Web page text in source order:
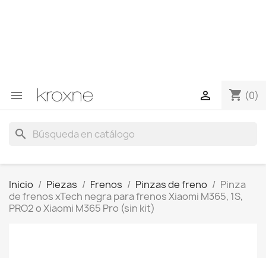
 shopping_cart (0)

search
Inicio Piezas Frenos Pinzas de freno
Pinza
de frenos xTech negra para frenos Xiaomi M365, 1S,
PRO2 o Xiaomi M365 Pro (sin kit)